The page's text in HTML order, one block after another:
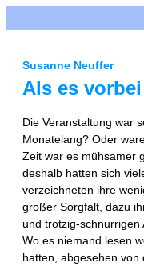
Inhalt
Susanne Neuffer
Als es
Die Veranstaltung war
Monatelang? Oder
Zeit war es mühsamer
deshalb hatten sich
verzeichneten ihre
großer Sorgfalt, dazu
und trotzig-schnurrigen
Wo es niemand lesen
hatten, abgesehen von